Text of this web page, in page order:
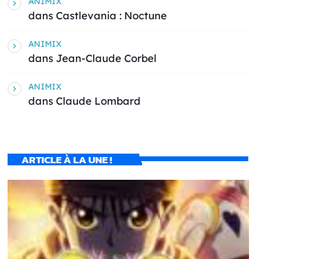
dans Castlevania : Noctune
ANIMIX
dans Jean-Claude Corbel
ANIMIX
dans Claude Lombard
ARTICLE À LA UNE !